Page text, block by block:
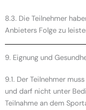
8.3. Die Teilnehmer
Anbieters Folge zu
9. Eignung und
9.1. Der Teilnehmer
und darf nicht unter
Teilnahme an dem